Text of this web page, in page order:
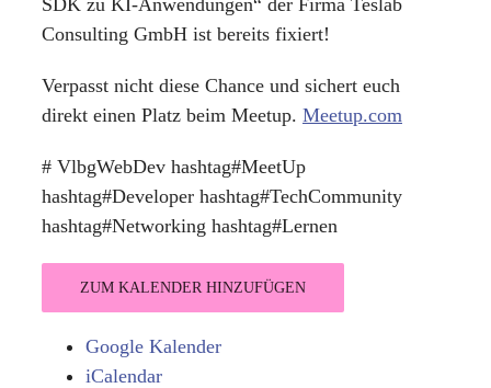
SDK zu KI-Anwendungen“ der Firma Teslab
Consulting GmbH ist bereits fixiert!
Verpasst nicht diese Chance und sichert euch
direkt einen Platz beim Meetup. Meetup.com
# VlbgWebDev hashtag#MeetUp
hashtag#Developer hashtag#TechCommunity
hashtag#Networking hashtag#Lernen
ZUM KALENDER HINZUFÜGEN
Google Kalender
iCalendar